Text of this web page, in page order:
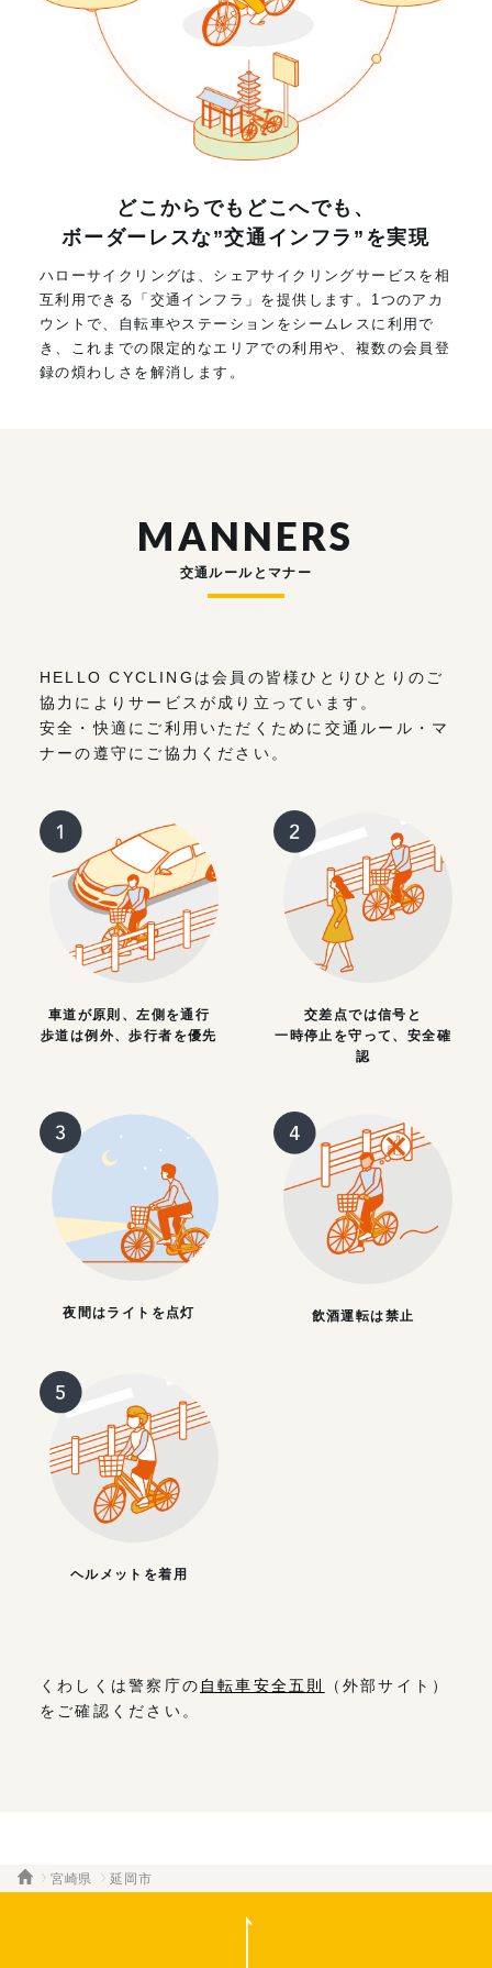
どこからでもどこへでも、
ボーダーレスな”交通インフラ”を実現
ハローサイクリングは、シェアサイクリングサービスを相
互利用できる「交通インフラ」を提供します。1つのアカ
ウントで、自転車やステーションをシームレスに利用で
き、これまでの限定的なエリアでの利用や、複数の会員登
録の煩わしさを解消します。
MANNERS
交通ルールとマナー
HELLO CYCLINGは会員の皆様ひとりひとりのご
協力によりサービスが成り立っています。
安全・快適にご利用いただくために交通ルール・マ
ナーの遵守にご協力ください。
車道が原則、左側を通行
歩道は例外、歩行者を優先
交差点では信号と
一時停止を守って、安全確
認
夜間はライトを点灯 飲酒運転は禁止
ヘルメットを着用
くわしくは警察庁の 自転車安全五則
（外部サイト）
をご確認ください。
宮崎県 延岡市